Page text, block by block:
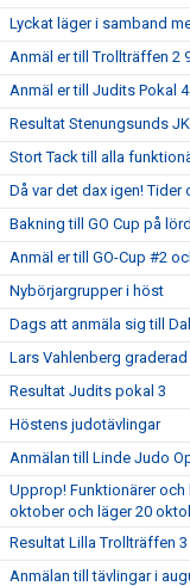
Lyckat läger i samband
Anmäl er till Trollträffen 2
Anmäl er till Judits Pokal
Resultat Stenungsunds
Stort Tack till alla
Då var det dax igen!
Bakning till GO Cup på
Anmäl er till GO-Cup #2
Nybörjargrupper i höst
Dags att anmäla sig till
Lars Vahlenberg
Resultat Judits pokal 3
Höstens judotävlingar
Anmälan till Linde Judo
Upprop! Funktionärer och
oktober och läger 20
Resultat Lilla Trollträffen 3
Anmälan till tävlingar i